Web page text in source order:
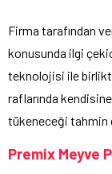
Firma tarafından
konusunda ilgi
teknolojisi ile
raflarında
tükeneceği tahmin
Premix Meyve